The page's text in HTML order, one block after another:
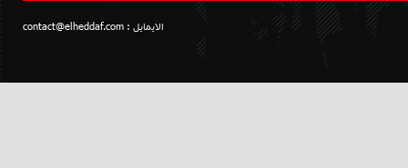
الايمايل : contact@elheddaf.com